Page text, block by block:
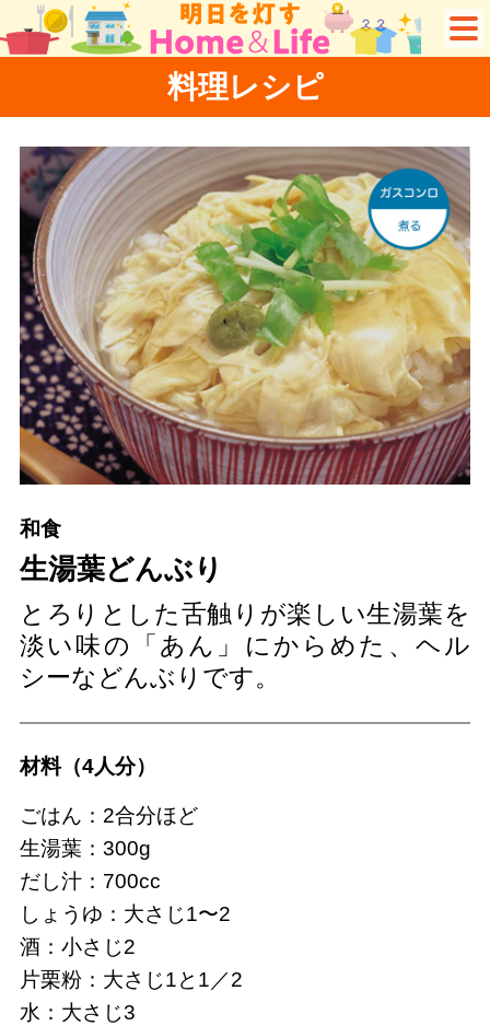
料理レシピ
和食
生湯葉どんぶり
とろりとした舌触りが楽しい生湯葉を
淡い味の「あん」にからめた、ヘル
シーなどんぶりです。
材料（4人分）
ごはん：2合分ほど
生湯葉：300g
だし汁：700cc
しょうゆ：大さじ1〜2
酒：小さじ2
片栗粉：大さじ1と1／2
水：大さじ3